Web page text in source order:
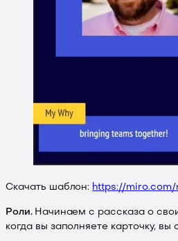
Скачать шаблон: https://
Роли. Начинаем с рассказа о
когда вы заполняете карточку,